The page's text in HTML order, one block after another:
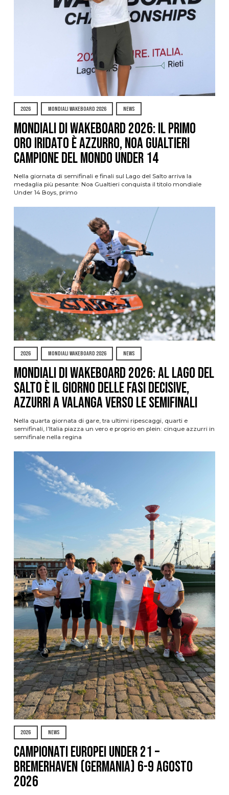
2026 MONDIALI WAKEBOARD 2026 NEWS
Mondiali di Wakeboard 2026: il primo
oro iridato è azzurro, Noa Gualtieri
campione del mondo Under 14
Nella giornata di semifinali e finali sul Lago del Salto arriva la
medaglia più pesante: Noa Gualtieri conquista il titolo mondiale
Under 14 Boys, primo
2026 MONDIALI WAKEBOARD 2026 NEWS
Mondiali di Wakeboard 2026: al Lago del
Salto è il giorno delle fasi decisive,
azzurri a valanga verso le semifinali
Nella quarta giornata di gare, tra ultimi ripescaggi, quarti e
semifinali, l’Italia piazza un vero e proprio en plein: cinque azzurri in
semifinale nella regina
2026 NEWS
Campionati Europei Under 21 –
Bremerhaven (Germania) 6-9 agosto
2026